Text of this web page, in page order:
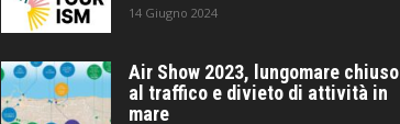
14 Giugno 2024
Air Show 2023, lungomare chiuso
al traffico e divieto di attività in
mare